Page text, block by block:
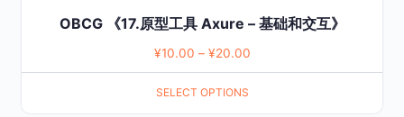
OBCG 《17.原型工具 Axure – 基础和交互》
¥10.00 – ¥20.00
SELECT OPTIONS